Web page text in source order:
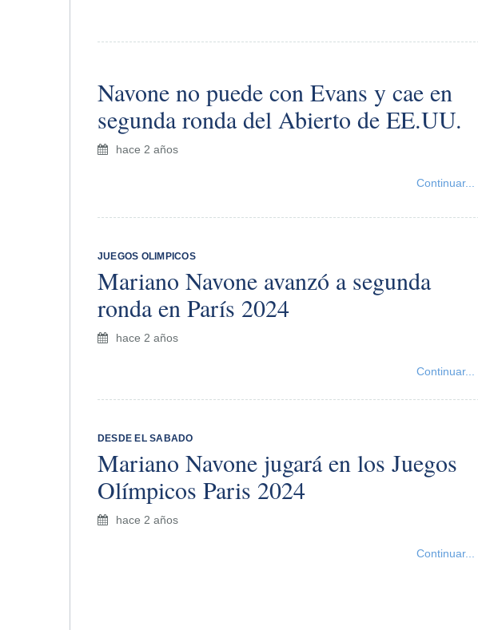
​Navone no puede con Evans y cae en
segunda ronda del Abierto de EE.UU.
hace 2 años
Continuar...
​JUEGOS OLIMPICOS
Mariano Navone avanzó a segunda
ronda en París 2024
hace 2 años
Continuar...
DESDE EL SABADO
Mariano Navone jugará en los Juegos
Olímpicos Paris 2024
hace 2 años
Continuar...